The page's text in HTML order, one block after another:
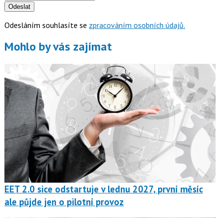
Odeslat
Odesláním souhlasíte se zpracováním osobních údajů.
Mohlo by vás zajímat
EET 2.0 sice odstartuje v lednu 2027, první měsíc
ale půjde jen o pilotní provoz